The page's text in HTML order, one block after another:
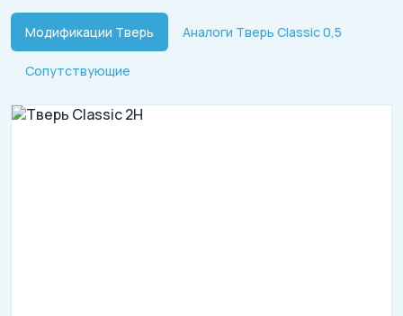
Модификации Тверь Аналоги Тверь Classic 0,5
Сопутствующие